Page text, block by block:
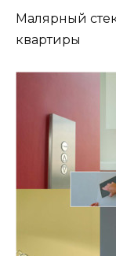
Малярный
квартиры